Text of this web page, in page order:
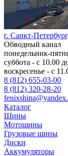
г. Санкт-
Обводный канал
понедельник-
суббота - с 10.00
воскресенье - с
8 (812) 655-03-00
8 (812) 320-28-20
Каталог
Шины
Мотошины
Грузовые шины
Диски
Аккумуляторы